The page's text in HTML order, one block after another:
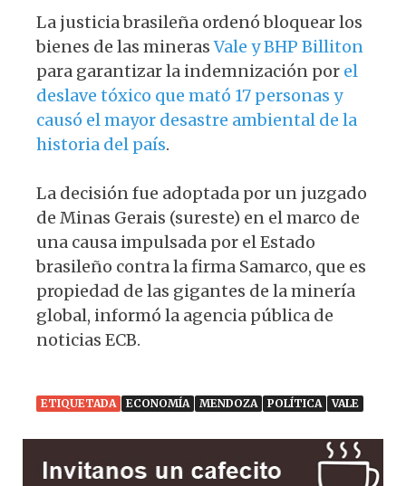
La justicia brasileña ordenó bloquear los
bienes de las minerasVale y BHP Billiton
para garantizar la indemnización por el
deslave tóxico que mató 17 personas y
causó el mayor desastre ambiental de la
historia del país.
La decisión fue adoptada por un juzgado
de Minas Gerais (sureste) en el marco de
una causa impulsada por el Estado
brasileño contra la firma Samarco, que es
propiedad de las gigantes de la minería
global, informó la agencia pública de
noticias ECB.
ETIQUETADA ECONOMÍA MENDOZA POLÍTICA VALE